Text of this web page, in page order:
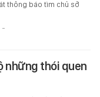
thông báo tìm chủ sở
-
những thói quen